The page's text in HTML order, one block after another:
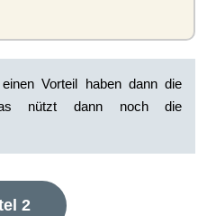
Vorteil haben dann die
nützt dann noch die
2